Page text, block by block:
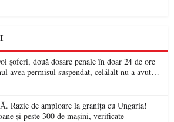
șoferi, două dosare penale în doar 24 de ore
avea permisul suspendat, celălalt nu a avut
Razie de amploare la granița cu Ungaria!
și peste 300 de mașini, verificate